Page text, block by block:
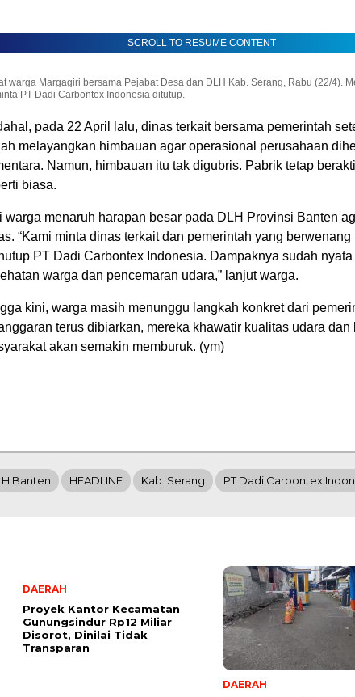
SCROLL TO RESUME CONTENT
warga Margagiri bersama Pejabat Desa dan DLH Kab. Serang, Rabu (22/4).
PT Dadi Carbontex Indonesia ditutup.
pada 22 April lalu, dinas terkait bersama pemerintah
melayangkan himbauan agar operasional perusahaan
Namun, himbauan itu tak digubris. Pabrik tetap
biasa.
warga menaruh harapan besar pada DLH Provinsi Banten
“Kami minta dinas terkait dan pemerintah yang berwenang
PT Dadi Carbontex Indonesia. Dampaknya sudah nyata
warga dan pencemaran udara,” lanjut warga.
kini, warga masih menunggu langkah konkret dari
terus dibiarkan, mereka khawatir kualitas udara dan
akan semakin memburuk. (ym)
Banten HEADLINE Kab. Serang PT Dadi Carbontex
DAERAH
Proyek Kantor Kecamatan
Gunungsindur Rp12 Miliar
Disorot, Dinilai Tidak
Transparan
DAERAH